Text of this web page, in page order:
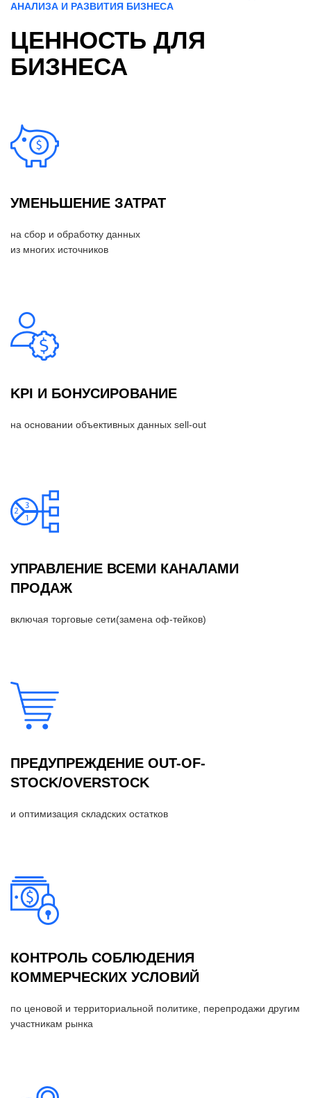
АНАЛИЗА И РАЗВИТИЯ БИЗНЕСА
ЦЕННОСТЬ ДЛЯ
БИЗНЕСА
УМЕНЬШЕНИЕ ЗАТРАТ
на сбор и обработку данных
из многих источников
KPI И БОНУСИРОВАНИЕ
на основании объективных данных sell-out
УПРАВЛЕНИЕ ВСЕМИ КАНАЛАМИ
ПРОДАЖ
включая торговые сети(замена оф-тейков)
ПРЕДУПРЕЖДЕНИЕ OUT-OF-
STOCK/OVERSTOCK
и оптимизация складских остатков
КОНТРОЛЬ СОБЛЮДЕНИЯ
КОММЕРЧЕСКИХ УСЛОВИЙ
по ценовой и территориальной политике, перепродажи другим
участникам рынка